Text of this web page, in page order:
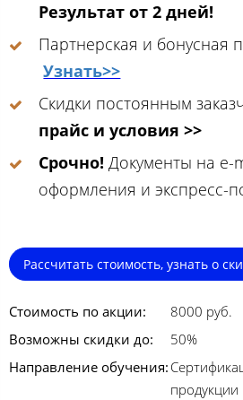
Результат от 2 дней!
Партнерская и бонусная
Узнать>>
Скидки постоянным
прайс и условия >>
Срочно! Документы на e-
оформления и экспресс-
Рассчитать стоимость, узнать о
Стоимость по акции:
8000 руб.
Возможны скидки до:
50%
Направление обучения:
продукции